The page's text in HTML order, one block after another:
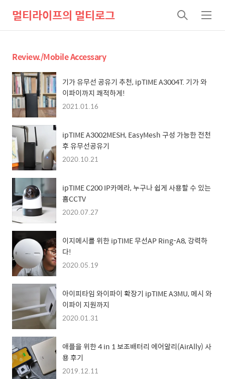
멀티라이프의 멀티로그
검
색
메
뉴
Review./Mobile Accessary
기가 유무선 공유기 추천, ipTIME A3004T. 기가 와
이파이까지 쾌적하게!
2021.01.16
ipTIME A3002MESH, EasyMesh 구성 가능한 전천
후 유무선공유기
2020.10.21
ipTIME C200 IP카메라, 누구나 쉽게 사용할 수 있는
홈CCTV
2020.07.27
이지메시를 위한 ipTIME 무선AP Ring-A8, 강력하
다!
2020.05.19
아이피타임 와이파이 확장기 ipTIME A3MU, 메시 와
이파이 지원까지
2020.01.31
애플을 위한 4 in 1 보조배터리 에어알리(AirAlly) 사
용 후기
2019.12.11